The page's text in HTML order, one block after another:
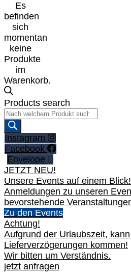
Es
befinden
sich
momentan
keine
Produkte
im
Warenkorb.
Products search
Instagram
Facebook
Envelope
JETZT NEU!
Unsere Events auf einem Blick!
Anmeldungen zu unseren
bevorstehende
Zu den Events
Achtung!
Aufgrund der Urlaubszeit,
Lieferverzögerungen kommen!
Wir bitten um Verständnis.
jetzt anfragen